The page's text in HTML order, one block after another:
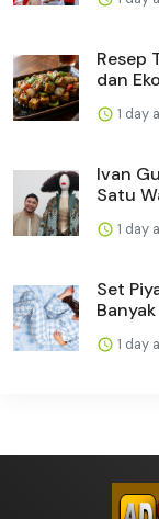
Resep
dan
1 day
Ivan
Satu
1 day
Set
1 day